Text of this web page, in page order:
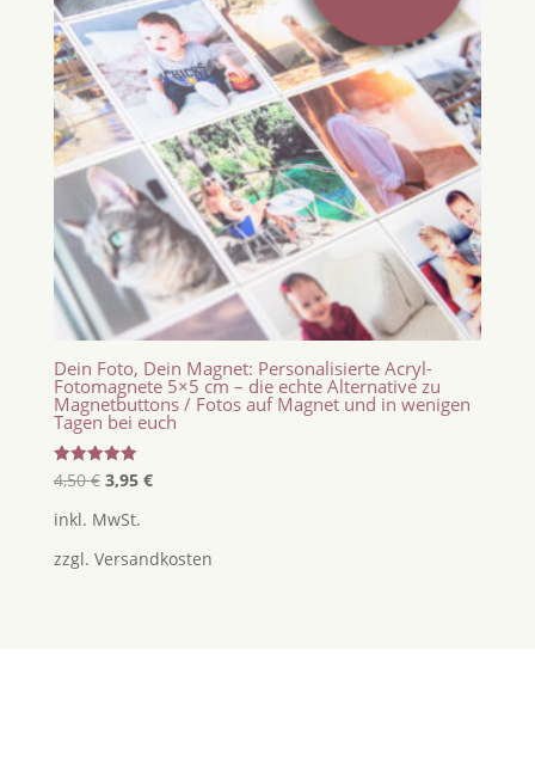
Dein Foto, Dein Magnet: Personalisierte Acryl-
Fotomagnete 5×5 cm – die echte Alternative zu
Magnetbuttons / Fotos auf Magnet und in wenigen
Tagen bei euch
Bewertet
mit
von 5
4,50€ Ursprünglicher
war:
4,50 €
3,95 €Aktueller
3,95 €.
inkl. MwSt.
zzgl. Versandkosten